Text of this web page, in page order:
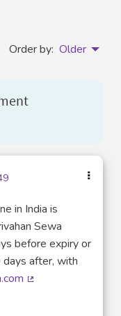
Order by: Older
in India is
Sewa
before expiry or
after, with